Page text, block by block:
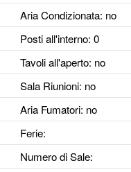
Aria Condizionata: no
Posti all'interno: 0
Tavoli all'aperto: no
Sala Riunioni: no
Aria Fumatori: no
Ferie:
Numero di Sale: